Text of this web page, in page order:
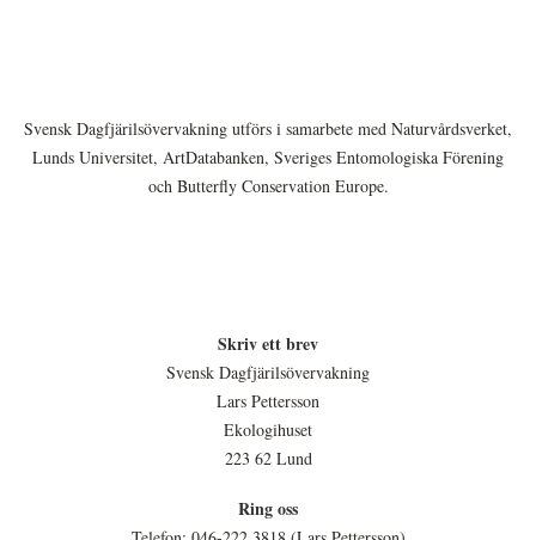
Svensk Dagfjärilsövervakning utförs i samarbete med Naturvårdsverket,
Lunds Universitet, ArtDatabanken, Sveriges Entomologiska Förening
och Butterfly Conservation Europe.
Skriv ett brev
Svensk Dagfjärilsövervakning
Lars Pettersson
Ekologihuset
223 62 Lund
Ring oss